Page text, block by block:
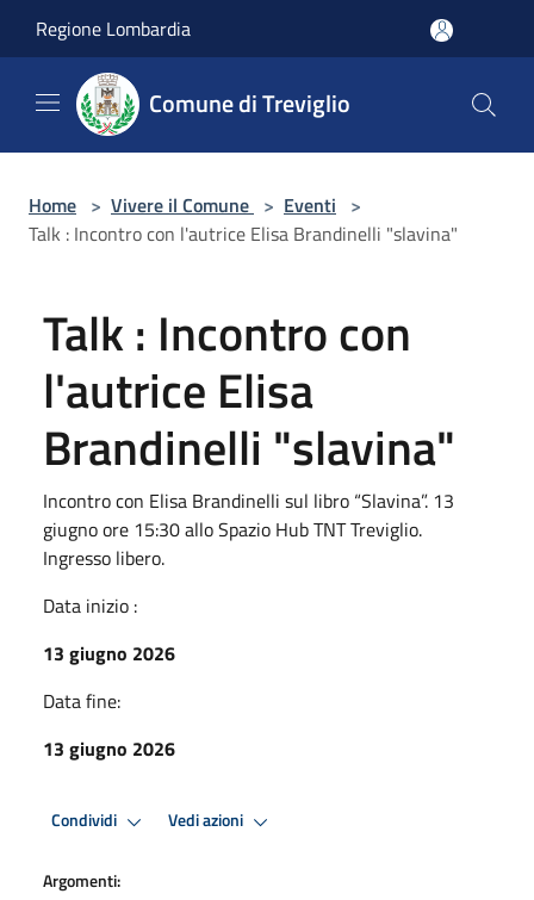
Regione Lombardia
Comune di Treviglio
Home > Vivere il Comune > Eventi >
Talk : Incontro con l'autrice Elisa Brandinelli "slavina"
Talk : Incontro con
l'autrice Elisa
Brandinelli "slavina"
Incontro con Elisa Brandinelli sul libro “Slavina”. 13
giugno ore 15:30 allo Spazio Hub TNT Treviglio.
Ingresso libero.
Data inizio :
13 giugno 2026
Data fine:
13 giugno 2026
Condividi Vedi azioni
Argomenti: